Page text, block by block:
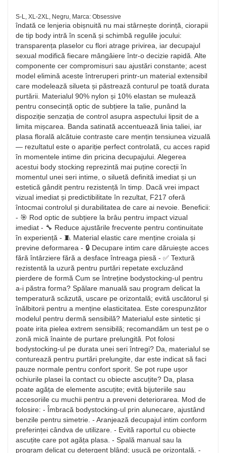
S-L, XL-2XL, Negru, Marca: Obsessive
îndată ce lenjeria obișnuită nu mai stârnește dorință, ciorapii
de tip body intră în scenă și schimbă regulile jocului:
transparența plaselor cu flori atrage privirea, iar decupajul
sexual modifică fiecare mângâiere într-o decizie rapidă. Alte
componente cer compromisuri sau ajustări constante; acest
model elimină aceste întreruperi printr-un material extensibil
care modelează silueta și păstrează conturul pe toată durata
purtării. Materialul 90% nylon și 10% elastan se mulează
pentru consecință optic de subțiere la talie, punând la
dispoziție senzația de control asupra aspectului lipsit de a
limita mișcarea. Banda satinată accentuează linia taliei, iar
plasa florală alcătuie contraste care mențin tensiunea vizuală
— rezultatul este o apariție perfect controlată, cu acces rapid
în momentele intime din pricina decupajului. Alegerea
acestui body stocking reprezintă mai puține corecții în
momentul unei seri intime, o siluetă definită imediat și un
estetică gândit pentru rezistență în timp. Dacă vrei impact
vizual imediat și predictibilitate în rezultat, F217 oferă
întocmai controlul și durabilitatea de care ai nevoie. Beneficii:
- 🎯 Rod optic de subțiere la brâu pentru impact vizual
imediat - 🔧 Reduce ajustările frecvente pentru continuitate
în experiență - 🧵 Material elastic care menține croiala și
previne deformarea - 🔒 Decupare intim care dăruiește acces
fără întârziere fără a desface întreaga piesă - ✅ Textură
rezistentă la uzură pentru purtări repetate excluzând
pierdere de formă Cum se întreține bodystocking-ul pentru
a-i păstra forma? Spălare manuală sau program delicat la
temperatură scăzută, uscare pe orizontală; evită uscătorul și
înălbitorii pentru a menține elasticitatea. Este corespunzător
modelul pentru dermă sensibilă? Materialul este sintetic și
poate irita pielea extrem sensibilă; recomandăm un test pe o
zonă mică înainte de purtare prelungită. Pot folosi
bodystocking-ul pe durata unei seri întregi? Da, materialul se
conturează pentru purtări prelungite, dar este indicat să faci
pauze normale pentru confort sporit. Se pot rupe ușor
ochiurile plasei la contact cu obiecte ascuțite? Da, plasa
poate agăța de elemente ascuțite; evită bijuteriile sau
accesoriile cu muchii pentru a preveni deteriorarea. Mod de
folosire: - Îmbracă bodystocking-ul prin alunecare, ajustând
benzile pentru simetrie. - Aranjează decupajul intim conform
preferinței cândva de utilizare. - Evită raportul cu obiecte
ascuțite care pot agăța plasa. - Spală manual sau la
program delicat cu detergent blând; usucă pe orizontală. -